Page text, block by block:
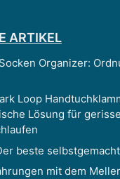
ARTIKEL
Organizer:
Loop
Lösung für
beste
mit dem